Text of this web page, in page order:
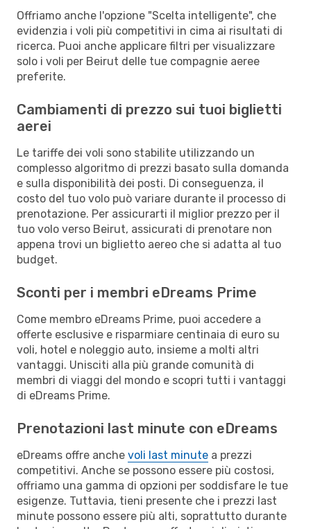
Offriamo anche l'opzione "Scelta intelligente", che
evidenzia i voli più competitivi in cima ai risultati di
ricerca. Puoi anche applicare filtri per visualizzare
solo i voli per Beirut delle tue compagnie aeree
preferite.
Cambiamenti di prezzo sui tuoi biglietti
aerei
Le tariffe dei voli sono stabilite utilizzando un
complesso algoritmo di prezzi basato sulla domanda
e sulla disponibilità dei posti. Di conseguenza, il
costo del tuo volo può variare durante il processo di
prenotazione. Per assicurarti il miglior prezzo per il
tuo volo verso Beirut, assicurati di prenotare non
appena trovi un biglietto aereo che si adatta al tuo
budget.
Sconti per i membri eDreams Prime
Come membro eDreams Prime, puoi accedere a
offerte esclusive e risparmiare centinaia di euro su
voli, hotel e noleggio auto, insieme a molti altri
vantaggi. Unisciti alla più grande comunità di
membri di viaggi del mondo e scopri tutti i vantaggi
di eDreams Prime.
Prenotazioni last minute con eDreams
eDreams offre anche voli last minute a prezzi
competitivi. Anche se possono essere più costosi,
offriamo una gamma di opzioni per soddisfare le tue
esigenze. Tuttavia, tieni presente che i prezzi last
minute possono essere più alti, soprattutto durante